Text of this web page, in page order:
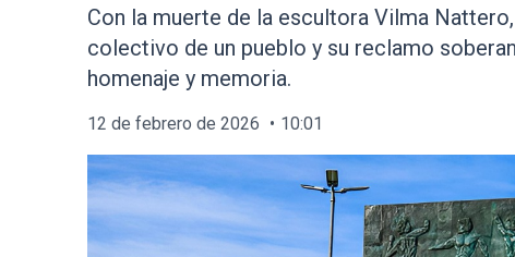
Con la muerte de la escultora Vilma
colectivo de un pueblo y su reclamo
homenaje y memoria.
12 de febrero de 2026 10:01